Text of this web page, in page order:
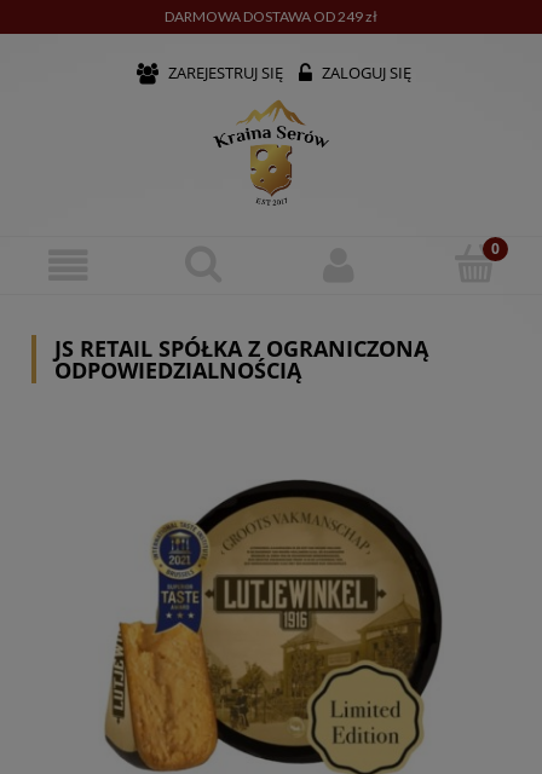
DARMOWA DOSTAWA OD 249 zł
ZAREJESTRUJ SIĘ ZALOGUJ SIĘ
JS RETAIL SPÓŁKA Z OGRANICZONĄ
ODPOWIEDZIALNOŚCIĄ